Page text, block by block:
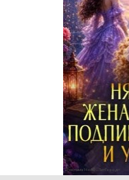
Реклама 16+ АО «ЛитГород»